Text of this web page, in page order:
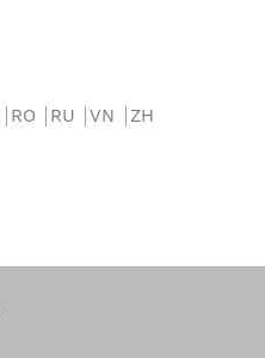
RO RU VN ZH